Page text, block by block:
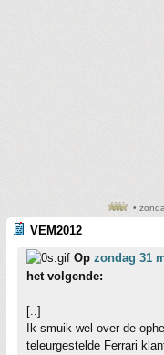
•
VEM2012
Op zondag 31
het volgende:
[..]
Ik smuik wel over de
teleurgestelde Ferrari